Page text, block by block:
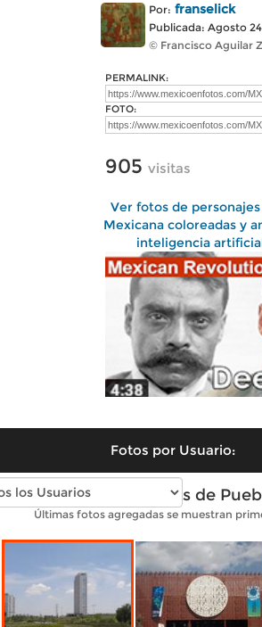
Por: franselick
Publicada: Agosto
© Francisco Aguilar
PERMALINK:
FOTO:
905 visitas
Ver fotos de
Mexicana coloreadas y
inteligencia
Fotos por Usuario:
Fotos modernas de
Últimas fotos agregadas se muestran